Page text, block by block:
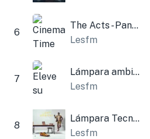
6
The Acts - Panel de tiempo cinematográfico
Lesfm
7
Lámpara ambiental
Lesfm
8
Lámpara Tecnología Corporativa
Lesfm